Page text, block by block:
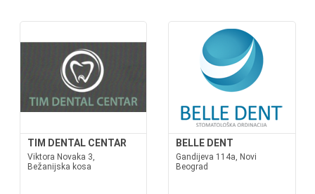
TIM DENTAL CENTAR
Viktora Novaka 3,
Bežanijska kosa
BELLE DENT
Gandijeva 114a, Novi
Beograd